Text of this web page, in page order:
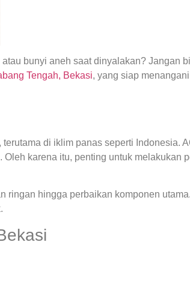
bunyi aneh saat dinyalakan? Jangan
Tengah, Bekasi, yang siap
di iklim panas seperti Indonesia.
karena itu, penting untuk melakukan
hingga perbaikan komponen